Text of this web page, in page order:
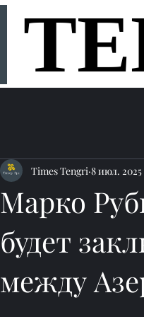
Марко
будет
между
Times Tengri 8 июл. 2025